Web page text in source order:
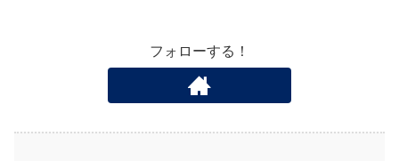
フォローする！